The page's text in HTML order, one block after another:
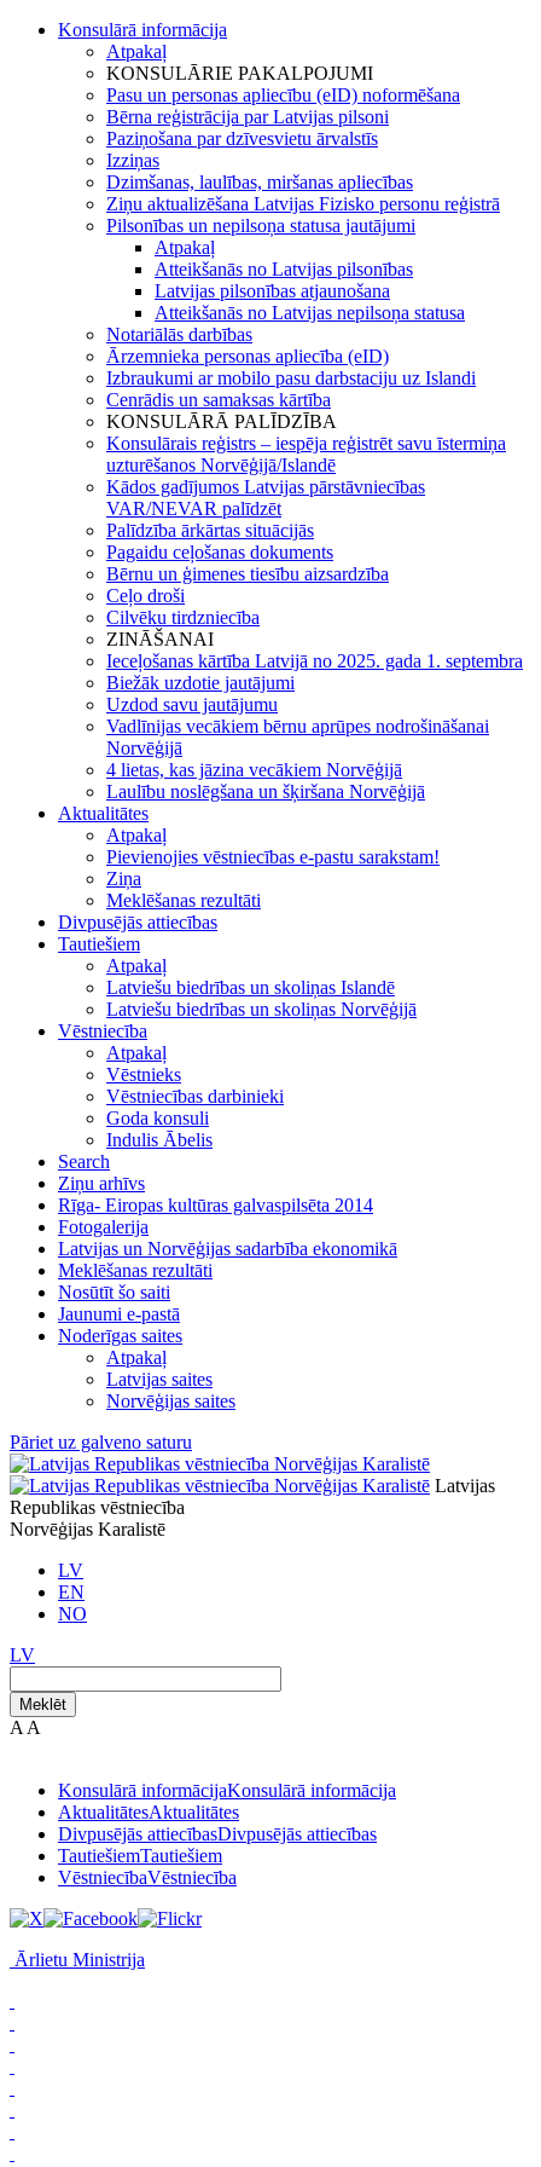
Konsulārā informācija
Atpakaļ
KONSULĀRIE PAKALPOJUMI
Pasu un personas apliecību (eID) noformēšana
Bērna reģistrācija par Latvijas pilsoni
Paziņošana par dzīvesvietu ārvalstīs
Izziņas
Dzimšanas, laulības, miršanas apliecības
Ziņu aktualizēšana Latvijas Fizisko personu reģistrā
Pilsonības un nepilsoņa statusa jautājumi
Atpakaļ
Atteikšanās no Latvijas pilsonības
Latvijas pilsonības atjaunošana
Atteikšanās no Latvijas nepilsoņa statusa
Notariālās darbības
Ārzemnieka personas apliecība (eID)
Izbraukumi ar mobilo pasu darbstaciju uz Islandi
Cenrādis un samaksas kārtība
KONSULĀRĀ PALĪDZĪBA
Konsulārais reģistrs – iespēja reģistrēt savu īstermiņa
uzturēšanos Norvēģijā/Islandē
Kādos gadījumos Latvijas pārstāvniecības
VAR/NEVAR palīdzēt
Palīdzība ārkārtas situācijās
Pagaidu ceļošanas dokuments
Bērnu un ģimenes tiesību aizsardzība
Ceļo droši
Cilvēku tirdzniecība
ZINĀŠANAI
Ieceļošanas kārtība Latvijā no 2025. gada 1. septembra
Biežāk uzdotie jautājumi
Uzdod savu jautājumu
Vadlīnijas vecākiem bērnu aprūpes nodrošināšanai
Norvēģijā
4 lietas, kas jāzina vecākiem Norvēģijā
Laulību noslēgšana un šķiršana Norvēģijā
Aktualitātes
Atpakaļ
Pievienojies vēstniecības e-pastu sarakstam!
Ziņa
Meklēšanas rezultāti
Divpusējās attiecības
Tautiešiem
Atpakaļ
Latviešu biedrības un skoliņas Islandē
Latviešu biedrības un skoliņas Norvēģijā
Vēstniecība
Atpakaļ
Vēstnieks
Vēstniecības darbinieki
Goda konsuli
Indulis Ābelis
Search
Ziņu arhīvs
Rīga- Eiropas kultūras galvaspilsēta 2014
Fotogalerija
Latvijas un Norvēģijas sadarbība ekonomikā
Meklēšanas rezultāti
Nosūtīt šo saiti
Jaunumi e-pastā
Noderīgas saites
Atpakaļ
Latvijas saites
Norvēģijas saites
Pāriet uz galveno saturu
Latvijas
Republikas vēstniecība
Norvēģijas Karalistē
LV
EN
NO
LV
Meklēt
A A
Konsulārā informācijaKonsulārā informācija
AktualitātesAktualitātes
Divpusējās attiecībasDivpusējās attiecības
TautiešiemTautiešiem
VēstniecībaVēstniecība
Ārlietu Ministrija